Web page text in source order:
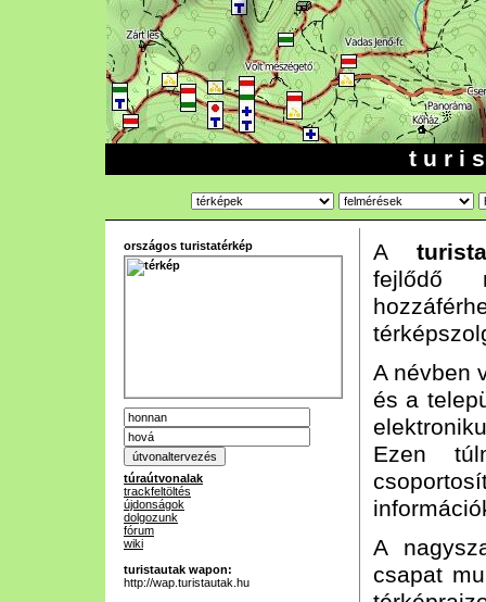
t u r i
országos turistatérkép
túraútvonalak
trackfeltöltés
újdonságok
dolgozunk
fórum
wiki
turistautak wapon:
http://wap.turistautak.hu
A
fejlődő
A névben
és a
Ezen
A
csapat